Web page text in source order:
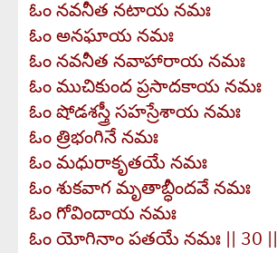
ఓం నవనీత నటాయ నమః
ఓం అనఘాయ నమః
ఓం నవనీత నవాహారాయ నమః
ఓం ముచికుంద ప్రసాదకాయ నమః
ఓం షోడశస్త్రీ సహస్రేశాయ నమః
ఓం త్రిభంగినే నమః
ఓం మధురాకృతయే నమః
ఓం శుకవాగ మృతాబ్ధీందవే నమః
ఓం గోవిందాయ నమః
ఓం యోగినాం పతయే నమః || 30 ||